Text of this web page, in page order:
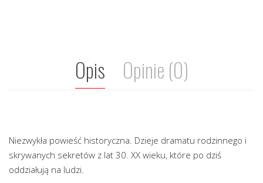
Opis Opinie (0)
Niezwykła powieść historyczna. Dzieje dramatu rodzinnego i
skrywanych sekretów z lat 30. XX wieku, które po dziś
oddziałują na ludzi.